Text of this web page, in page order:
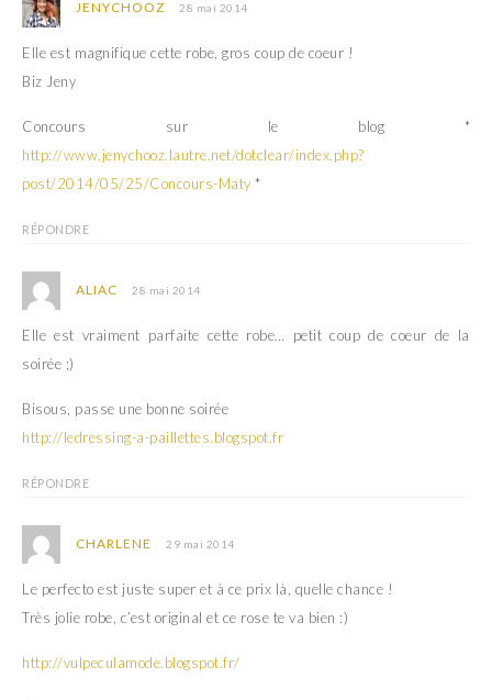
JENYCHOOZ 28 mai 2014
Elle est magnifique cette robe, gros coup de coeur !
Biz Jeny
Concours sur le blog *
http://www.jenychooz.lautre.net/dotclear/index.php?
post/2014/05/25/Concours-Maty *
RÉPONDRE
ALIAC 28 mai 2014
Elle est vraiment parfaite cette robe… petit coup de coeur de la
soirée ;)
Bisous, passe une bonne soirée
http://ledressing-a-paillettes.blogspot.fr
RÉPONDRE
CHARLENE 29 mai 2014
Le perfecto est juste super et à ce prix là, quelle chance !
Très jolie robe, c’est original et ce rose te va bien :)
http://vulpeculamode.blogspot.fr/